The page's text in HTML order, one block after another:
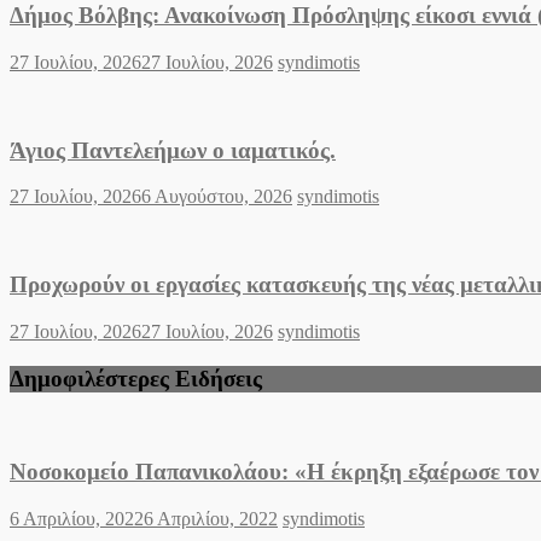
Δήμος Βόλβης: Ανακοίνωση Πρόσληψης είκοσι
Posted
27 Ιουλίου, 202627 Ιουλίου, 2026 Author
syndimotis
Άγιος Παντελεήμων o ιαματικός.
Posted
27 Ιουλίου, 20266 Αυγούστου, 2026 Author
syndimotis
Προχωρούν οι εργασίες κατασκευής της νέας
Posted
27 Ιουλίου, 202627 Ιουλίου, 2026 Author
syndimotis
Δημοφιλέστερες Ειδήσεις
Νοσοκομείο Παπανικολάου: «Η έκρηξη εξαέρωσε
Posted
6 Απριλίου, 20226 Απριλίου, 2022 Author
syndimotis